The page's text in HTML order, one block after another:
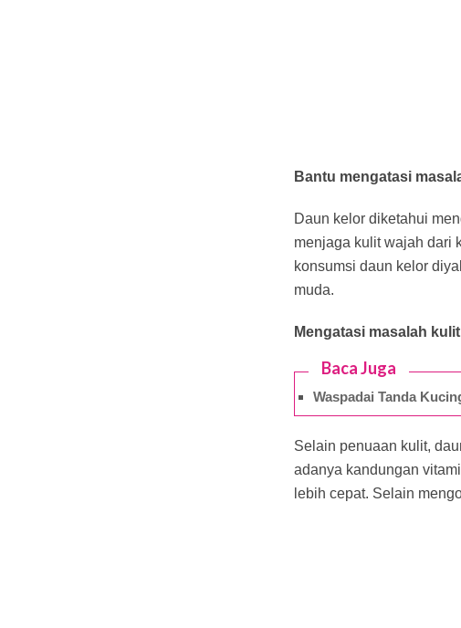
Bantu mengatasi
Daun kelor diketahui
menjaga kulit wajah dari
konsumsi daun kelor
muda.
Mengatasi masalah
Baca Juga
Waspadai Tanda
Selain penuaan kulit,
adanya kandungan
lebih cepat. Selain